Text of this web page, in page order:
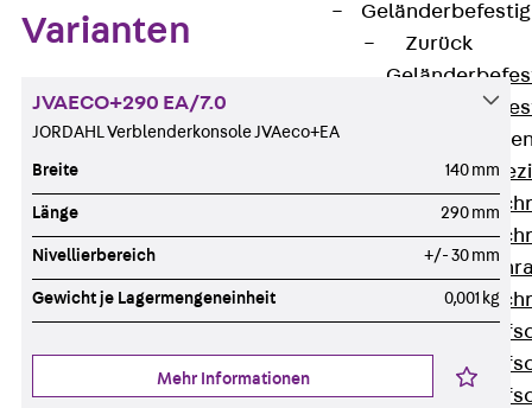
Zurück
Zurück
Varianten
JVAECO+290 EA/7.0
JORDAHL Verblenderkonsole JVAeco+EA
Breite 140 mm
Länge 290 mm
Nivellierbereich +/- 30 mm
Gewicht je Lagermengeneinheit 0,001 kg
Mehr Informationen